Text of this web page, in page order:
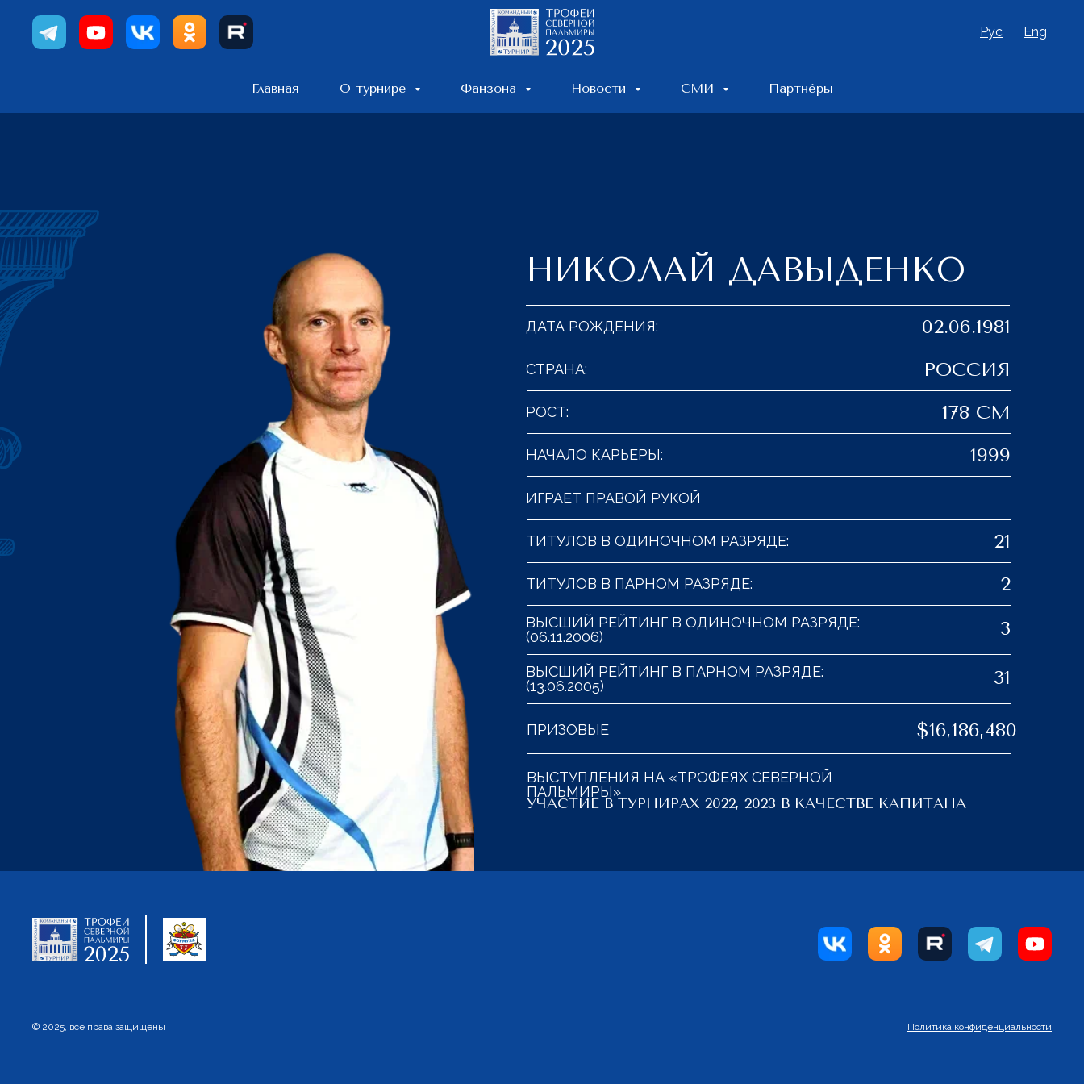
Eng
Рус
Главная О турнире Фанзона Новости СМИ Партнёры
НИКОЛАЙ ДАВЫДЕНКО
ДАТА РОЖДЕНИЯ:
СТРАНА:
РОСТ:
НАЧАЛО КАРЬЕРЫ:
ИГРАЕТ ПРАВОЙ РУКОЙ
ТИТУЛОВ В ОДИНОЧНОМ РАЗРЯДЕ:
ТИТУЛОВ В ПАРНОМ РАЗРЯДЕ:
ВЫСШИЙ РЕЙТИНГ В ОДИНОЧНОМ РАЗРЯДЕ:
(06.11.2006)
ВЫСШИЙ РЕЙТИНГ В ПАРНОМ РАЗРЯДЕ:
(13.06.2005)
02.06.1981
РОССИЯ
178 СМ
1999
21
2
3
31
ПРИЗОВЫЕ $16,186,480
ВЫСТУПЛЕНИЯ НА «ТРОФЕЯХ СЕВЕРНОЙ
ПАЛЬМИРЫ»
УЧАСТИЕ В ТУРНИРАХ 2022, 2023 В КАЧЕСТВЕ КАПИТАНА
Политика конфиденциальности
© 2025, все права защищены